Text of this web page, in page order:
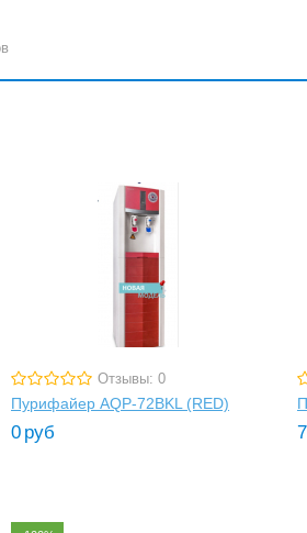
Отзывы: 0
Пурифайер AQP-72BKL (RED)
0 руб